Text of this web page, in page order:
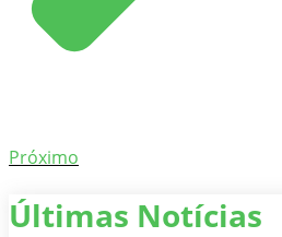
Próximo
Últimas Notícias